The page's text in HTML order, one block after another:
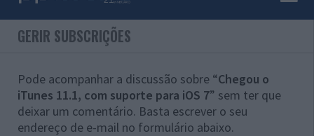
GERIR SUBSCRIÇÕES
Pode acompanhar a discussão sobre “Chegou o
iTunes 11.1, com suporte para iOS 7” sem ter que
deixar um comentário. Basta escrever o seu
endereço de e-mail no formulário abaixo.